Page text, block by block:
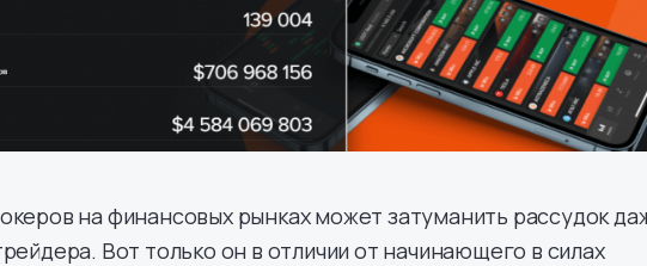
на финансовых рынках может затуманить рассудок
Вот только он в отличии от начинающего в силах